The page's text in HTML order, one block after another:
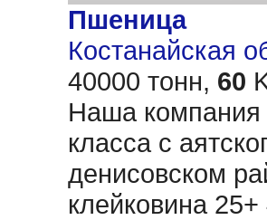
Пшеница
Костанайская
40000 тонн, 60
Наша компания
класса с
денисовском
клейковина